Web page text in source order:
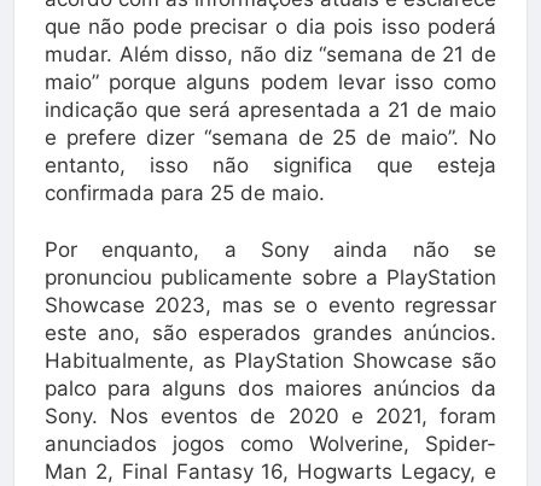
que não pode precisar o dia pois isso poderá
mudar. Além disso, não diz “semana de 21 de
maio” porque alguns podem levar isso como
indicação que será apresentada a 21 de maio
e prefere dizer “semana de 25 de maio”. No
entanto, isso não significa que esteja
confirmada para 25 de maio.
Por enquanto, a Sony ainda não se
pronunciou publicamente sobre a PlayStation
Showcase 2023, mas se o evento regressar
este ano, são esperados grandes anúncios.
Habitualmente, as PlayStation Showcase são
palco para alguns dos maiores anúncios da
Sony. Nos eventos de 2020 e 2021, foram
anunciados jogos como Wolverine, Spider-
Man 2, Final Fantasy 16, Hogwarts Legacy, e